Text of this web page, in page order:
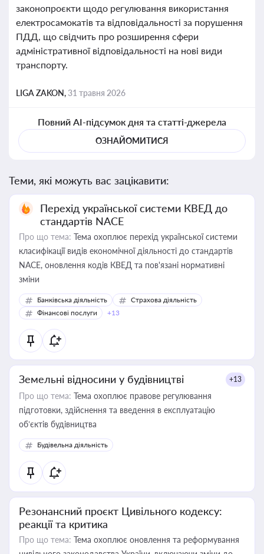
законопроєкти щодо регулювання використання
електросамокатів та відповідальності за порушення
ПДД, що свідчить про розширення сфери
адміністративної відповідальності на нові види
транспорту.
LIGA ZAKON,31 травня 2026
Повний AI-підсумок дня та статті-джерела
ОЗНАЙОМИТИСЯ
Теми, які можуть вас зацікавити:
Перехід української системи КВЕД до
стандартів NACE
Про що тема: Тема охоплює перехід української системи
класифікації видів економічної діяльності до стандартів
NACE, оновлення кодів КВЕД та пов'язані нормативні
зміни
Банківська діяльність
Страхова діяльність
Фінансові послуги
+13
Земельні відносини у будівництві +13
Про що тема: Тема охоплює правове регулювання
підготовки, здійснення та введення в експлуатацію
об’єктів будівництва
Будівельна діяльність
Резонансний проєкт Цивільного кодексу:
реакції та критика
Про що тема: Тема охоплює оновлення та реформування